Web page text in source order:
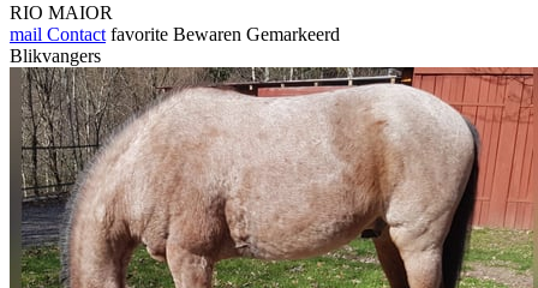
RIO MAIOR
mail Contact favorite Bewaren Gemarkeerd
Blikvangers